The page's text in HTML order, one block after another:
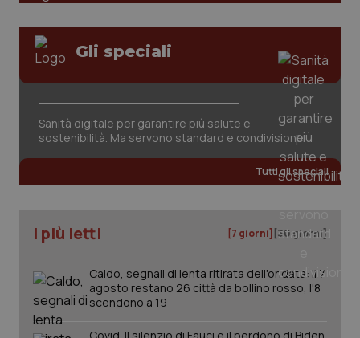
Gli speciali
Sanità digitale per garantire più salute e
sostenibilità. Ma servono standard e condivisione
Tutti gli speciali
I più letti [7 giorni] [30 giorni]
Caldo, segnali di lenta ritirata dell'ondata: il 7
agosto restano 26 città da bollino rosso, l'8
scendono a 19